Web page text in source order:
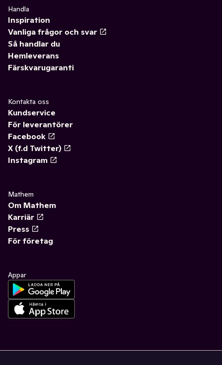
Handla
Inspiration
Vanliga frågor och svar
Så handlar du
Hemleverans
Färskvarugaranti
Kontakta oss
Kundservice
För leverantörer
Facebook
X (f.d Twitter)
Instagram
Mathem
Om Mathem
Karriär
Press
För företag
Appar